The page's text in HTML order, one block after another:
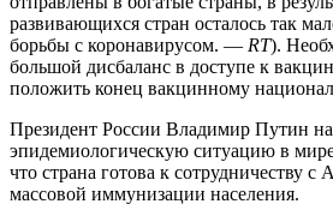
развивающихся стран осталось так
борьбы с коронавирусом. — RT).
большой дисбаланс в доступе к
положить конец вакцинному
Президент России Владимир Путин
эпидемиологическую ситуацию в
что страна готова к сотрудничеству
массовой иммунизации населения.